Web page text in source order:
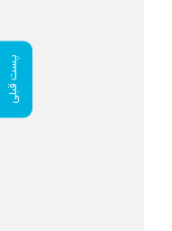
پست قبلی